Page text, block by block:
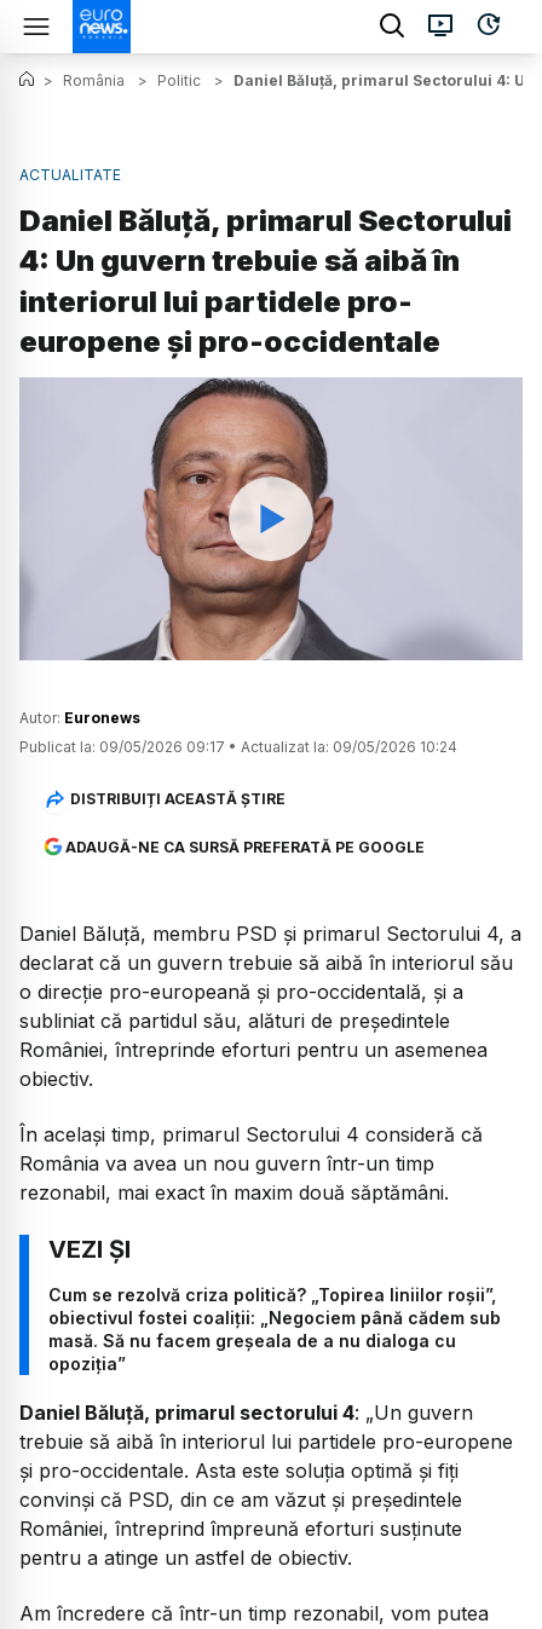
> România > Politic > Daniel Băluță, primarul Sectorului 4:
ACTUALITATE
Daniel Băluță, primarul Sectorului
4: Un guvern trebuie să aibă în
interiorul lui partidele pro-
europene și pro-occidentale
Watch
Autor: Euronews
Publicat la: 09/05/2026 09:17 • Actualizat la: 09/05/2026 10:24
DISTRIBUIȚI ACEASTĂ ȘTIRE
ADAUGĂ-NE CA SURSĂ PREFERATĂ PE GOOGLE
Daniel Băluță, membru PSD și primarul Sectorului 4, a
declarat că un guvern trebuie să aibă în interiorul său
o direcție pro-europeană și pro-occidentală, și a
subliniat că partidul său, alături de președintele
României, întreprinde eforturi pentru un asemenea
obiectiv.
În același timp, primarul Sectorului 4 consideră că
România va avea un nou guvern într-un timp
rezonabil, mai exact în maxim două săptămâni.
Cum se rezolvă criza politică? „Topirea liniilor roșii”,
obiectivul fostei coaliții: „Negociem până cădem sub
masă. Să nu facem greșeala de a nu dialoga cu
opoziția”
Daniel Băluță, primarul sectorului 4: „Un guvern
trebuie să aibă în interiorul lui partidele pro-europene
și pro-occidentale. Asta este soluția optimă și fiți
convinși că PSD, din ce am văzut și președintele
României, întreprind împreună eforturi susținute
pentru a atinge un astfel de obiectiv.
Am încredere că într-un timp rezonabil, vom putea